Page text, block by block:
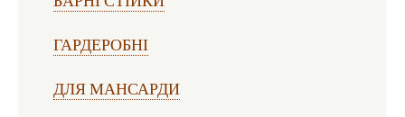
ГАРДЕРОБНІ
ДЛЯ МАНСАРДИ